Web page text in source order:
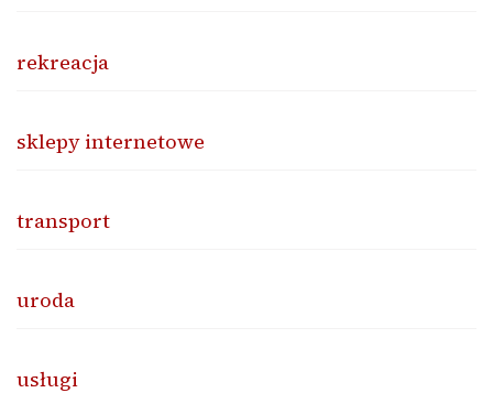
rekreacja
sklepy internetowe
transport
uroda
usługi